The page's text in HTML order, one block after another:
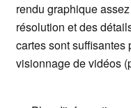
rendu graphique
résolution et des
cartes sont suffisantes
visionnage de vidéos